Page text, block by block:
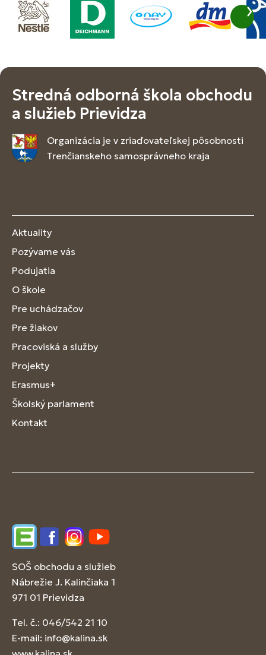
Stredná odborná škola obchodu
a služieb Prievidza
Organizácia je v zriaďovateľskej pôsobnosti
Trenčianskeho samosprávneho kraja
Aktuality
Pozývame vás
Podujatia
O škole
Pre uchádzačov
Pre žiakov
Pracoviská a služby
Projekty
Erasmus+
Školský parlament
Kontakt
EdupageFacebookInstagram
YouTube
SOŠ obchodu a služieb
Nábrežie J. Kalinčiaka 1
971 01 Prievidza
Tel. č.: 046/542 21 10
E-mail: info@kalina.sk